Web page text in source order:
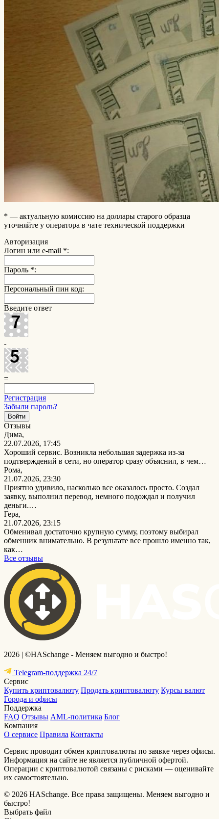
* — актуальную комиссию на доллары старого образца
уточняйте у оператора в чате технической поддержки
Авторизация
Логин или e-mail *:
Пароль *:
Персональный пин код:
Введите ответ
-
=
Регистрация
Забыли пароль?
Отзывы
Дима,
22.07.2026, 17:45
Хороший сервис. Возникла небольшая задержка из-за
подтверждений в сети, но оператор сразу объяснил, в чем…
Рома,
21.07.2026, 23:30
Приятно удивило, насколько все оказалось просто. Создал
заявку, выполнил перевод, немного подождал и получил
деньги.…
Гера,
21.07.2026, 23:15
Обменивал достаточно крупную сумму, поэтому выбирал
обменник внимательно. В результате все прошло именно так,
как…
Все отзывы
2026 | ©HASchange - Меняем выгодно и быстро!
Telegram-поддержка 24/7
Сервис
Купить криптовалюту Продать криптовалюту Курсы валют
Города и офисы
Поддержка
FAQ Отзывы AML-политика Блог
Компания
О сервисе Правила Контакты
Сервис проводит обмен криптовалюты по заявке через офисы.
Информация на сайте не является публичной офертой.
Операции с криптовалютой связаны с рисками — оценивайте
их самостоятельно.
© 2026 HASchange. Все права защищены. Меняем выгодно и
быстро!
Выбрать файл